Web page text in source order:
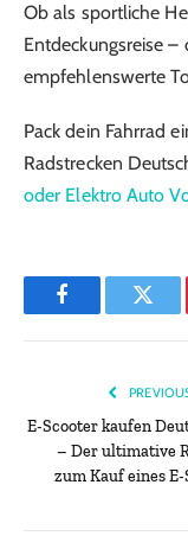
Ob als sportliche
Entdeckungsreise –
empfehlenswerte
Pack dein Fahrrad
Radstrecken
oder Elektro Auto
Facebook
E-Scooter kaufen
– Der ultimative
zum Kauf eines